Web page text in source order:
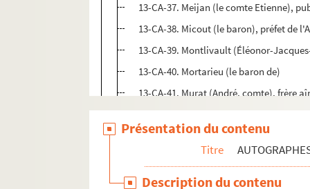
13-CA-37. Meijan (le comte Etienne),
13-CA-38. Micout (le baron), préfet de
13-CA-39. Montlivault (Éléonor-
13-CA-40. Mortarieu (le baron de)
13-CA-41. Murat (André, comte), frère
13-CA-42. Nicolaï (le marquis de),
13-CA-43. Ormesson, Antoine François
13-CA-44. Orry (Philibert), comte de
13-CA-45. Pelet ( le Baron, de la
Présentation du contenu
Titre
Description du contenu